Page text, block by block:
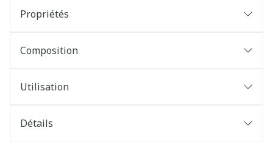
Propriétés
Composition
Utilisation
Détails